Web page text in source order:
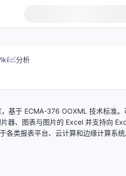
分析
于 ECMA-376 OOXML 技术标准。
器、图表与图片的 Excel 并支持向
各类报表平台、云计算和边缘计算